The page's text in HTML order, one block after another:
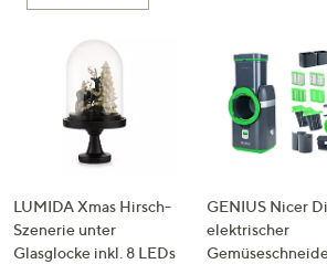
LUMIDA Xmas Hirsch-
Szenerie unter
Glasglocke inkl. 8 LEDs
GENIUS Nicer
elektrischer